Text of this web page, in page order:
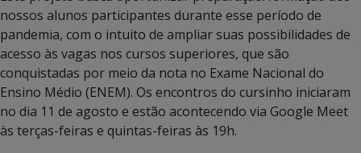
nossos alunos participantes durante esse período de
pandemia, com o intuito de ampliar suas possibilidades de
acesso às vagas nos cursos superiores, que são
conquistadas por meio da nota no Exame Nacional do
Ensino Médio (ENEM). Os encontros do cursinho iniciaram
no dia 11 de agosto e estão acontecendo via Google Meet
às terças-feiras e quintas-feiras às 19h.